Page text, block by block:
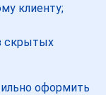
клиенту;
скрытых
оформить